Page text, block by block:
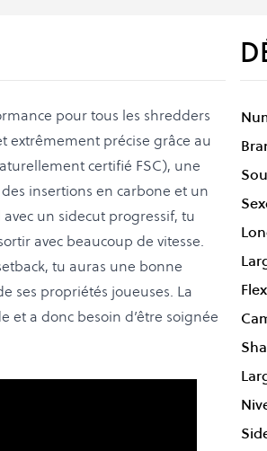
pour tous les shredders
extrêmement précise grâce au
certifié FSC), une
insertions en carbone et un
un sidecut progressif, tu
avec beaucoup de vitesse.
tu auras une bonne
ses propriétés joueuses. La
et a donc besoin d’être soignée